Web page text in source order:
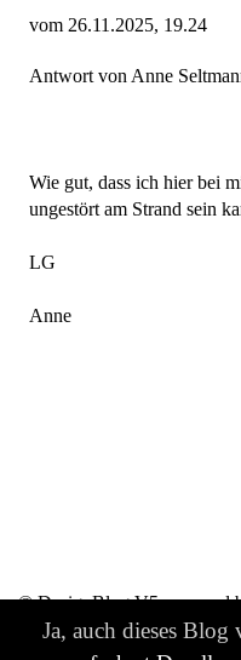
vom 26.11.2025, 19.24
Antwort von Anne
Wie gut, dass ich hier bei
ungestört am Strand sein
LG
Anne
© DesignBlog V5 powered
Ja, auch dieses Blog